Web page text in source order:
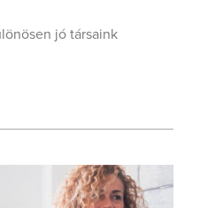
jó társaink